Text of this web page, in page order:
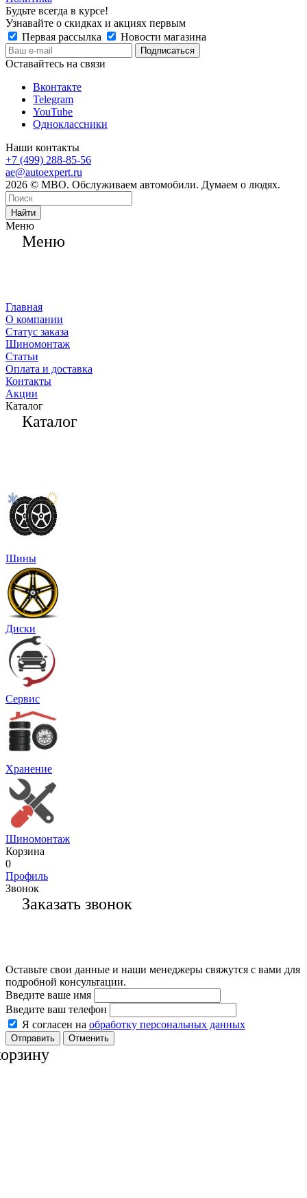
Будьте всегда в курсе!
Узнавайте о скидках и акциях первым
Первая рассылка
Новости магазина
Оставайтесь на связи
Вконтакте
Telegram
YouTube
Одноклассники
Наши контакты
+7 (499) 288-85-56
ae@autoexpert.ru
2026 © МВО. Обслуживаем автомобили. Думаем о людях.
Найти
Меню
Меню
Главная
О компании
Статус заказа
Шиномонтаж
Статьи
Оплата и доставка
Контакты
Акции
Каталог
Каталог
Шины
Диски
Сервис
Хранение
Шиномонтаж
Корзина
0
Профиль
Звонок
Заказать звонок
Оставьте свои данные и наши менеджеры свяжутся с вами для
подробной консультации.
Введите ваше имя
Введите ваш телефон
Я согласен на обработку персональных данных
Отменить